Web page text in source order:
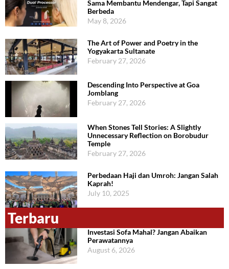
Sama Membantu Mendengar, Tapi Sangat
Berbeda
May 8, 2026
The Art of Power and Poetry in the
Yogyakarta Sultanate
February 27, 2026
Descending Into Perspective at Goa
Jomblang
February 27, 2026
When Stones Tell Stories: A Slightly
Unnecessary Reflection on Borobudur
Temple
February 27, 2026
Perbedaan Haji dan Umroh: Jangan Salah
Kaprah!
July 10, 2025
Terbaru
Investasi Sofa Mahal? Jangan Abaikan
Perawatannya
August 6, 2026